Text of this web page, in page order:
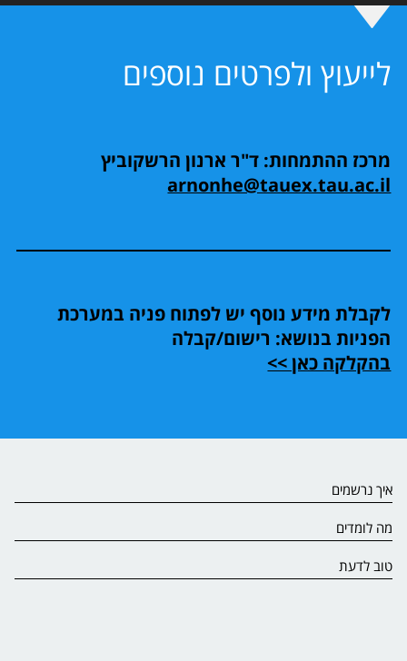
לייעוץ ולפרטים נוספים
מרכז ההתמחות: ד"ר ארנון הרשקוביץ
arnonhe@tauex.tau.ac.il
לקבלת מידע נוסף יש לפתוח פניה במערכת
הפניות בנושא: רישום/קבלה
בהקלקה כאן >>
איך נרשמים
מה לומדים
טוב לדעת